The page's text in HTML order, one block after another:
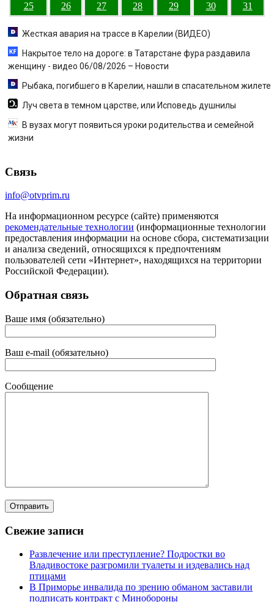
25 26 27 28 29 30 31
Жесткая авария на трассе в Карелии (ВИДЕО)
Накрытое тело на дороге: в Татарстане фура раздавила
женщину - видео 06/08/2026 – Новости
Рыбака, погибшего в Карелии, нашли в спасательном жилете
Луч света в темном царстве, или Исповедь душнилы
В вузах могут появиться уроки родительства и семейной
жизни
Связь
info@otvprim.ru
На информационном ресурсе (сайте) применяются
рекомендательные технологии (информационные технологии
предоставления информации на основе сбора, систематизации
и анализа сведений, относящихся к предпочтениям
пользователей сети «Интернет», находящихся на территории
Российской Федерации).
Обратная связь
Ваше имя (обязательно)
Ваш e-mail (обязательно)
Сообщение
Свежие записи
Развлечение или преступление? Подростки во
Владивостоке разгромили туалеты и издевались над
птицами
В Приморье инвалида по зрению обманом заставили
подписать контракт с Минобороны